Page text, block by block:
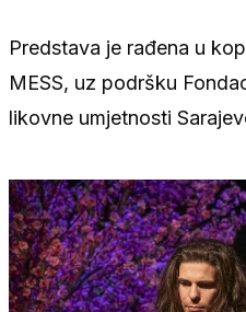
Predstava je rađena u
MESS, uz podršku
likovne umjetnosti